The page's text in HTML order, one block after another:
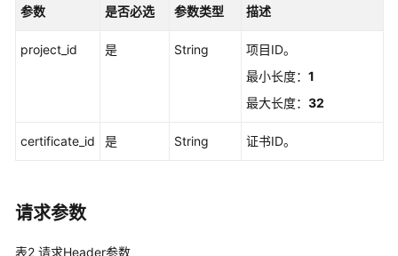
户
端
API
参
参数 是否必选 参数类型 描述
project_id 是 String
项目ID。
最小长度： 1
最大长度： 32
certificate_id 是 String 证书ID。
请求参数
表2 请求Header参数